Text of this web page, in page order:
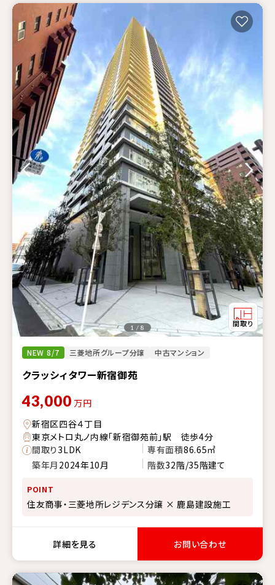
NEW 8/7 三菱地所グループ分譲 中古マンション
クラッシィタワー新宿御苑
1 / 8
43,000 万円
新宿区四谷４丁目
東京メトロ丸ノ内線「新宿御苑前」駅 徒歩4分
間取り3LDK 専有面積86.65㎡
築年月 2024年10月 階数32階/35階建て
POINT
住友商事・三菱地所レジデンス分譲 × 鹿島建設施工
詳細を見る お問い合わせ